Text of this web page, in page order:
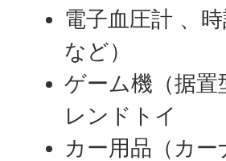
電子血圧計 、
など）
ゲーム機（据
レンドトイ
カー用品（カ